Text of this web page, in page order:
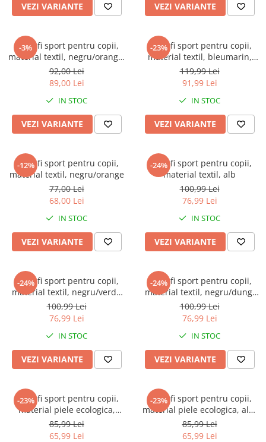
VEZI VARIANTE VEZI VARIANTE
-3%
Pantofi sport pentru copii,
material textil, negru/orange,
talpa cu leduri
92,00 Lei
89,00 Lei
IN STOC
VEZI VARIANTE
-23%
Pantofi sport pentru copii,
material textil, bleumarin,
model fluturi si talpa cu leduri
119,99 Lei
91,99 Lei
IN STOC
VEZI VARIANTE
-12%
Pantofi sport pentru copii,
material textil, negru/orange
77,00 Lei
68,00 Lei
IN STOC
VEZI VARIANTE
-24%
Pantofi sport pentru copii,
material textil, alb
100,99 Lei
76,99 Lei
IN STOC
VEZI VARIANTE
-24%
Pantofi sport pentru copii,
material textil, negru/verde
neon
100,99 Lei
76,99 Lei
IN STOC
VEZI VARIANTE
-24%
Pantofi sport pentru copii,
material textil, negru/dungi
albe
100,99 Lei
76,99 Lei
IN STOC
VEZI VARIANTE
-23%
Pantofi sport pentru copii,
material piele ecologica,
roz/mov
85,99 Lei
65,99 Lei
-23%
Pantofi sport pentru copii,
material piele ecologica, alb,
Star yellow
85,99 Lei
65,99 Lei